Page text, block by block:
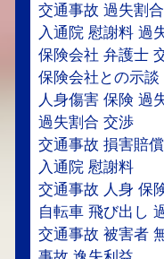
交通事故 過失割
入通院 慰謝料 過
保険会社 弁護士
保険会社との示談
人身傷害 保険 過
過失割合 交渉
交通事故 損害賠償
入通院 慰謝料
交通事故 人身 保
自転車 飛び出し
交通事故 被害者